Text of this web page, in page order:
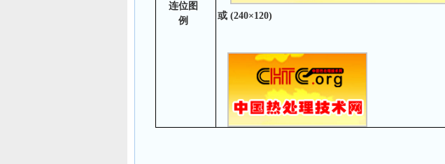
连位图
例
或 (240×120)